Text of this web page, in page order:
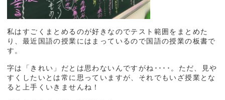
私はすごくまとめるのが好きなのでテスト範囲をまとめた
り、最近国語の授業にはまっているので国語の授業の板書で
す。
字は「きれい」だとは思わないんですがね････。ただ、見や
すくしたいとは常に思っていますが、それでもいざ授業とな
ると上手くいきませんね！